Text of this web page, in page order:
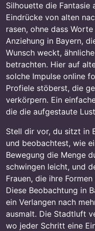
Silhouette die Fantasie
Eindrücke von alten
rasen, ohne dass
Anziehung in Bayern,
Wunsch weckt,
betrachten. Hier auf
solche Impulse online
Profiele stöberst, die
verkörpern. Ein
die die aufgestaute
Stell dir vor, du sitzt in
und beobachtest, wie
Bewegung die Menge
schwingen leicht, und
Frauen, die ihre
Diese Beobachtung in
ein Verlangen nach
ausmalt. Die Stadtluft
wo jeder Schritt eine